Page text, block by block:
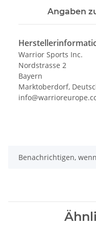
Angaben
Warrior Sports Inc.
Nordstrasse 2
Bayern
Marktoberdorf,
Benachrichtigen,